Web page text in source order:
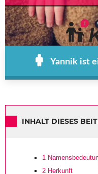
Yannik ist
INHALT DIESES
1
2 Herkunft